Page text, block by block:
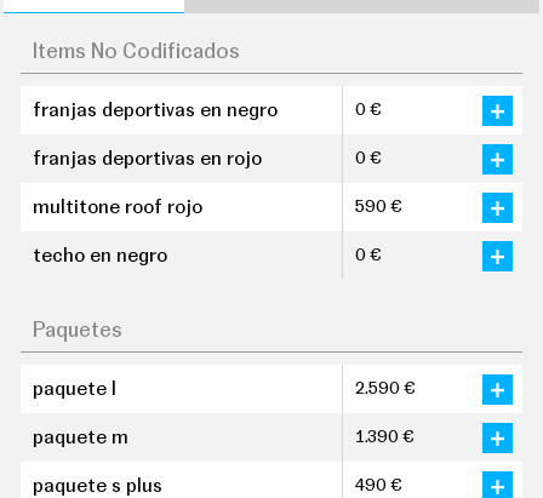
Items No Codificados
franjas deportivas en negro 0 €
franjas deportivas en rojo 0 €
multitone roof rojo 590 €
techo en negro 0 €
Paquetes
paquete l 2.590 €
paquete m 1.390 €
paquete s plus 490 €